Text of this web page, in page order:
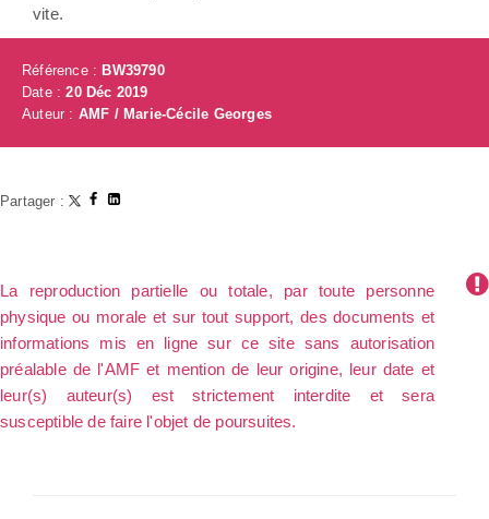
vite.
Référence :BW39790
Date :20 Déc 2019
Auteur : AMF / Marie-Cécile Georges
Partager :
La reproduction partielle ou totale, par toute personne
physique ou morale et sur tout support, des documents et
informations mis en ligne sur ce site sans autorisation
préalable de l'AMF et mention de leur origine, leur date et
leur(s) auteur(s) est strictement interdite et sera
susceptible de faire l'objet de poursuites.